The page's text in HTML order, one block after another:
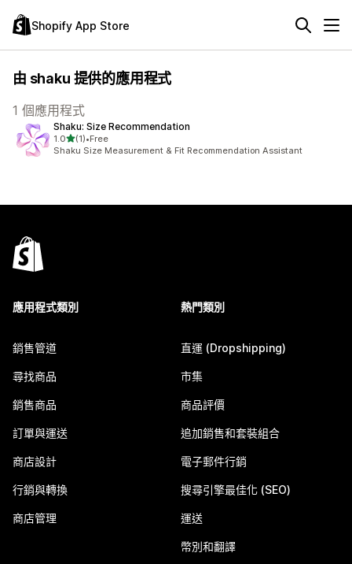
Shopify App Store
由 shaku 提供的應用程式
1 個應用程式
Shaku: Size Recommendation
1.0滿分 5 顆星
(1)
共有 1 則評價
•Free
Shaku Size Measurement & Fit Recommendation Assistant
應用程式類別
銷售管道
尋找商品
銷售商品
訂單與運送
商店設計
行銷與轉換
商店管理
熱門類別
直運 (Dropshipping)
市集
商品評價
追加銷售和套裝組合
電子郵件行銷
搜尋引擎最佳化 (SEO)
運送
幣別和翻譯